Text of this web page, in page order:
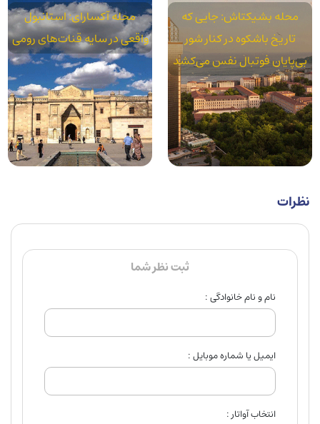
محله بشیکتاش: جایی که
تاریخ باشکوه در کنار شور
بی‌پایان فوتبال نفس می‌کشد
محله آکسارای: استانبول
واقعی در سایه قنات‌های رومی
نظرات
ثبت نظر شما
نام و نام خانوادگی :
ایمیل یا شماره موبایل :
انتخاب آواتار :